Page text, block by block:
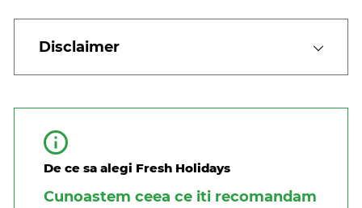
Disclaimer
De ce sa alegi Fresh Holidays
Cunoastem ceea ce iti recomandam